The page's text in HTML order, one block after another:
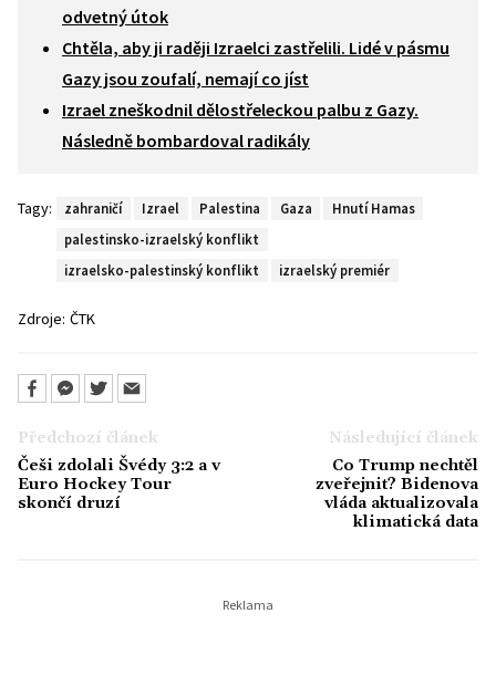
odvetný útok
Chtěla, aby ji raději Izraelci zastřelili. Lidé v pásmu
Gazy jsou zoufalí, nemají co jíst
Izrael zneškodnil dělostřeleckou palbu z Gazy.
Následně bombardoval radikály
Tagy: zahraničí Izrael Palestina Gaza
Hnutí Hamas
palestinsko-izraelský konflikt
izraelsko-palestinský konflikt
izraelský premiér
Zdroje: ČTK
Předchozí článek
Češi zdolali Švédy 3:2 a v
Euro Hockey Tour
skončí druzí
Následující článek
Co Trump nechtěl
zveřejnit? Bidenova
vláda aktualizovala
klimatická data